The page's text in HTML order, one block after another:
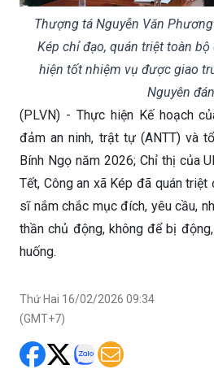
Thượng tá Nguyễn Văn
Kép chỉ đạo, quán triệt toàn
hiện tốt nhiệm vụ được giao
Nguyên
(PLVN) - Thực hiện Kế hoạch
đảm an ninh, trật tự (ANTT) và
Bính Ngọ năm 2026; Chỉ thị của
Tết, Công an xã Kép đã quán triệt
sĩ nắm chắc mục đích, yêu cầu,
thần chủ động, không để bị
huống.
Thứ Hai 16/02/2026 09:34
(GMT+7)